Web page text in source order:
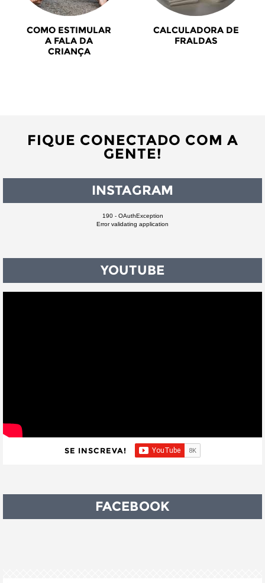
COMO ESTIMULAR
A FALA DA
CRIANÇA
CALCULADORA DE
FRALDAS
FIQUE CONECTADO COM A
GENTE!
INSTAGRAM
190 - OAuthException
Error validating application
YOUTUBE
SE INSCREVA!
FACEBOOK